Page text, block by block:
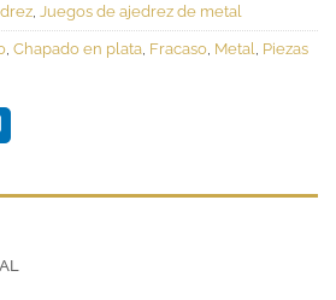
, Juegos de ajedrez de metal
, Chapado en plata, Fracaso, Metal, Piezas